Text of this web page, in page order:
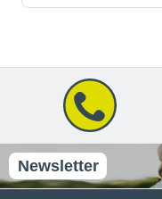
Newsletter